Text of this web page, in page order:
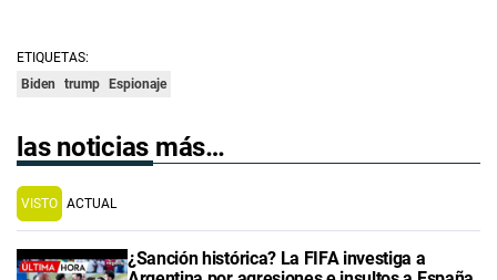
ETIQUETAS:
Biden
trump Espionaje
las noticias más…
VISTO ACTUAL
¿Sanción histórica? La FIFA investiga a